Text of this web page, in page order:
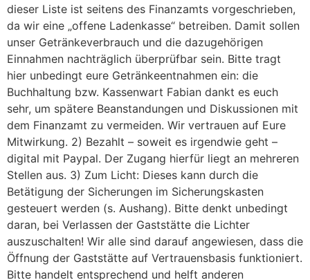
dieser Liste ist seitens des Finanzamts vorgeschrieben,
da wir eine „offene Ladenkasse“ betreiben. Damit sollen
unser Getränkeverbrauch und die dazugehörigen
Einnahmen nachträglich überprüfbar sein. Bitte tragt
hier unbedingt eure Getränkeentnahmen ein: die
Buchhaltung bzw. Kassenwart Fabian dankt es euch
sehr, um spätere Beanstandungen und Diskussionen mit
dem Finanzamt zu vermeiden. Wir vertrauen auf Eure
Mitwirkung. 2) Bezahlt – soweit es irgendwie geht –
digital mit Paypal. Der Zugang hierfür liegt an mehreren
Stellen aus. 3) Zum Licht: Dieses kann durch die
Betätigung der Sicherungen im Sicherungskasten
gesteuert werden (s. Aushang). Bitte denkt unbedingt
daran, bei Verlassen der Gaststätte die Lichter
auszuschalten! Wir alle sind darauf angewiesen, dass die
Öffnung der Gaststätte auf Vertrauensbasis funktioniert.
Bitte handelt entsprechend und helft anderen